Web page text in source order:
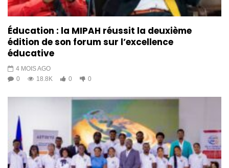
Éducation : la MIPAH réussit la deuxième
édition de son forum sur l’excellence
éducative
4 MOIS AGO
0
18.8K 0 0